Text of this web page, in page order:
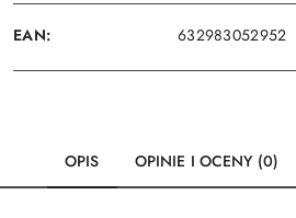
EAN: 632983052952
OPIS OPINIE I OCENY (0)